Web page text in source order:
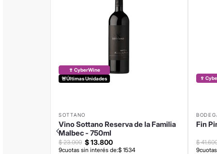
🍷 CyberWine
🚨Últimas Unidades
SOTTANO
Vino Sottano Reserva de la Familia
Malbec - 750ml
$13.800
$ 23.000
9cuotas sin interés de:$ 1534
🍷
Fin
$ 41.
9